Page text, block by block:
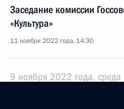
Заседание комиссии
«Культура»
11 ноября 2022 года, 14:30
9 ноября 2022 года, среда